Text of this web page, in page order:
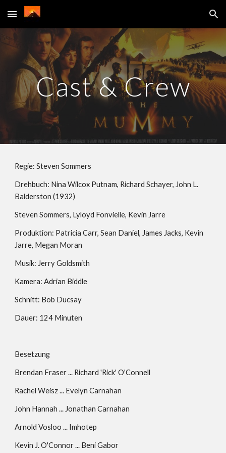
Skip to main content Skip to navigation
Cast & Crew
Regie: Steven Sommers
Drehbuch: Nina Wilcox Putnam, Richard Schayer, John L.
Balderston (1932)
Steven Sommers, Lyloyd Fonvielle, Kevin Jarre
Produktion: Patricia Carr, Sean Daniel, James Jacks, Kevin
Jarre, Megan Moran
Musik: Jerry Goldsmith
Kamera: Adrian Biddle
Schnitt: Bob Ducsay
Dauer: 124 Minuten
Besetzung
Brendan Fraser ... Richard 'Rick' O'Connell
Rachel Weisz ... Evelyn Carnahan
John Hannah ... Jonathan Carnahan
Arnold Vosloo ... Imhotep
Kevin J. O'Connor ... Beni Gabor